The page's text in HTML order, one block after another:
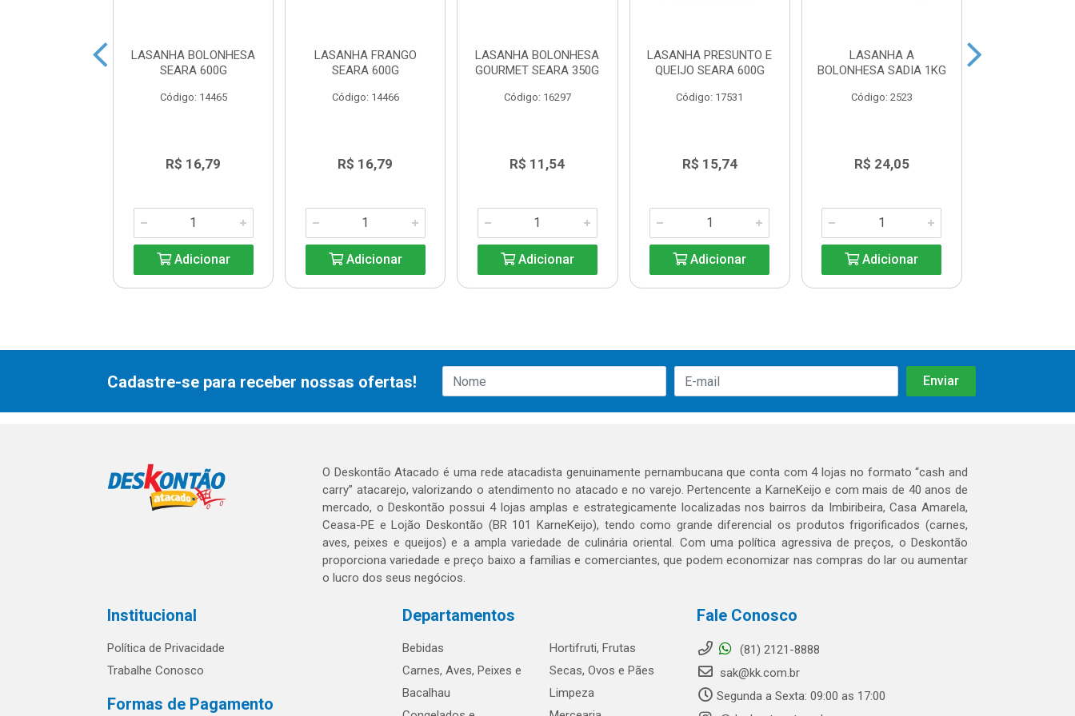
LASANHA BOLONHESA
SEARA 600G
Código: 14465
R$ 16,79
Adicionar
LASANHA FRANGO
SEARA 600G
Código: 14466
R$ 16,79
Adicionar
LASANHA BOLONHESA
GOURMET SEARA 350G
Código: 16297
R$ 11,54
Adicionar
LASANHA PRESUNTO E
QUEIJO SEARA 600G
Código: 17531
R$ 15,74
Adicionar
LASANHA A
BOLONHESA SADIA 1KG
Código: 2523
R$ 24,05
Adicionar
Cadastre-se para receber nossas ofertas!
O Deskontão Atacado é uma rede atacadista genuinamente pernambucana que conta com 4 lojas no formato “cash and
carry” atacarejo, valorizando o atendimento no atacado e no varejo. Pertencente a KarneKeijo e com mais de 40 anos de
mercado, o Deskontão possui 4 lojas amplas e estrategicamente localizadas nos bairros da Imbiribeira, Casa Amarela,
Ceasa-PE e Lojão Deskontão (BR 101 KarneKeijo), tendo como grande diferencial os produtos frigorificados (carnes,
aves, peixes e queijos) e a ampla variedade de culinária oriental. Com uma política agressiva de preços, o Deskontão
proporciona variedade e preço baixo a famílias e comerciantes, que podem economizar nas compras do lar ou aumentar
o lucro dos seus negócios.
Institucional
Política de Privacidade
Trabalhe Conosco
Formas de Pagamento
Departamentos
Bebidas
Carnes, Aves, Peixes e
Bacalhau
Hortifruti, Frutas
Secas, Ovos e Pães
Limpeza
Fale Conosco
(81) 2121-8888
sak@kk.com.br
Segunda a Sexta: 09:00 as 17:00